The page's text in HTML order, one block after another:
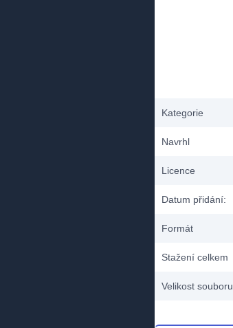
Kategorie
Navrhl
Licence
Datum přidání:
Formát
Stažení celkem
Velikost souboru